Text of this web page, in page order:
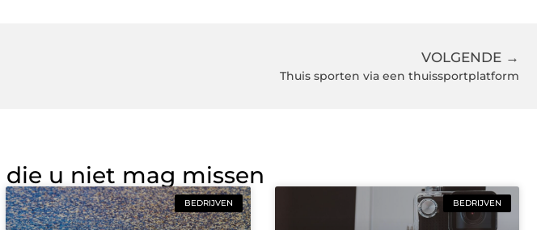
VOLGENDE →
Thuis sporten via een thuissportplatform
die u niet mag missen
BEDRIJVEN BEDRIJVEN